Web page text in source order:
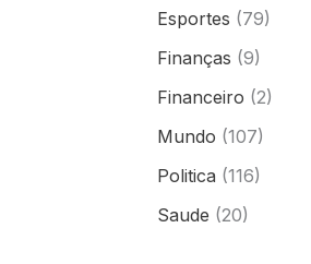
Esportes (79)
Finanças (9)
Financeiro (2)
Mundo (107)
Politica (116)
Saude (20)